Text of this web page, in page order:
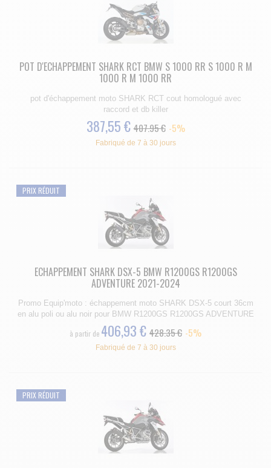
POT D'ECHAPPEMENT SHARK RCT BMW S 1000 RR S 1000 R M
1000 R M 1000 RR
pot d'échappement moto SHARK RCT cout homologué avec
raccord et db killer
387,55 € 407.95 € -5%
Fabriqué de 7 à 30 jours
PRIX RÉDUIT
ECHAPPEMENT SHARK DSX-5 BMW R1200GS R1200GS
ADVENTURE 2021-2024
Promo Equip'moto : échappement moto SHARK DSX-5 court 36cm
en alu poli ou alu noir pour BMW R1200GS R1200GS ADVENTURE
à partir de 406,93 € 428.35 € -5%
Fabriqué de 7 à 30 jours
PRIX RÉDUIT